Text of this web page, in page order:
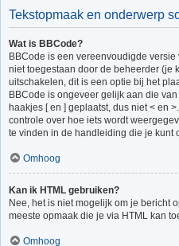
Tekstopmaak en onderwerp
Wat is BBCode?
BBCode is een vereenvoudigde
niet toegestaan door de beheerder (je
uitschakelen, dit is een optie bij het
BBCode is ongeveer gelijk aan die
haakjes [ en ] geplaatst, dus niet < en
controle over hoe iets wordt
te vinden in de handleiding die je kunt
Omhoog
Kan ik HTML gebruiken?
Nee, het is niet mogelijk om je bericht
meeste opmaak die je via HTML kan
Omhoog